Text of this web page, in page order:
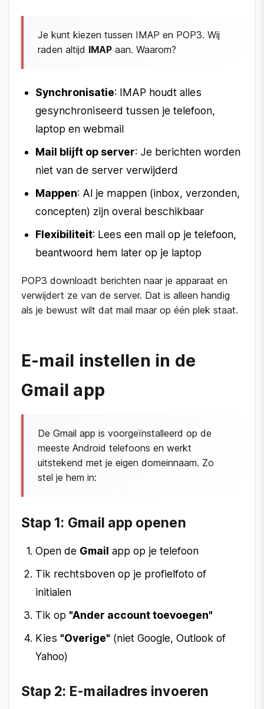
Je kunt kiezen tussen IMAP en POP3. Wij
raden altijd IMAP aan. Waarom?
Synchronisatie: IMAP houdt alles
gesynchroniseerd tussen je telefoon,
laptop en webmail
Mail blijft op server: Je berichten worden
niet van de server verwijderd
Mappen: Al je mappen (inbox, verzonden,
concepten) zijn overal beschikbaar
Flexibiliteit: Lees een mail op je telefoon,
beantwoord hem later op je laptop
POP3 downloadt berichten naar je apparaat en
verwijdert ze van de server. Dat is alleen handig
als je bewust wilt dat mail maar op één plek staat.
E-mail instellen in de
Gmail app
De Gmail app is voorgeïnstalleerd op de
meeste Android telefoons en werkt
uitstekend met je eigen domeinnaam. Zo
stel je hem in:
Stap 1: Gmail app openen
Open de Gmail app op je telefoon
Tik rechtsboven op je profielfoto of
initialen
Tik op "Ander account toevoegen"
Kies "Overige" (niet Google, Outlook of
Yahoo)
Stap 2: E-mailadres invoeren